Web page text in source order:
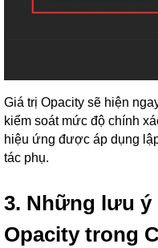
Giá trị Opacity sẽ hiện
kiểm soát mức độ chính
hiệu ứng được áp dụng
tác phụ.
3. Những lưu ý
Opacity trong